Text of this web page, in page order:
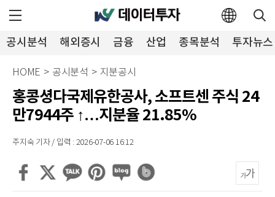
공시분석 해외증시 금융 산업 종목분석 투자뉴스
HOME > 공시분석 > 지분공시
홍콩셩다국제유한공사, 소프트센 주식 24
만7944주 ↑…지분율 21.85%
주지숙 기자 / 입력 : 2026-07-06 16:12